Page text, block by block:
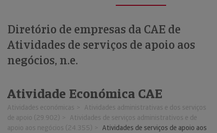
Diretório de empresas da CAE de
Atividades de serviços de apoio aos
negócios, n.e.
Atividade Económica CAE
Atividades económicas
Atividades administrativas e dos serviços
de apoio (29.902)
Atividades de serviços administrativos e de
apoio aos negócios (24.355)
Atividades de serviços de apoio aos